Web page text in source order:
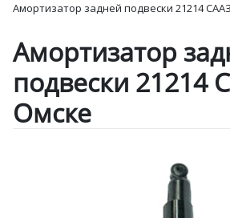
Амортизатор задней подвески 21214
Амортизатор
подвески 21214
Омске